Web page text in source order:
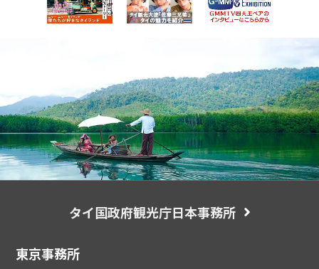
タイ国政府観光庁日本事務所
東京事務所